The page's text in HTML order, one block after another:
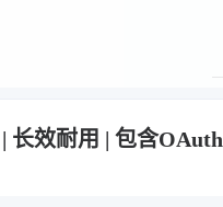
长效耐用 | 包含OAuth